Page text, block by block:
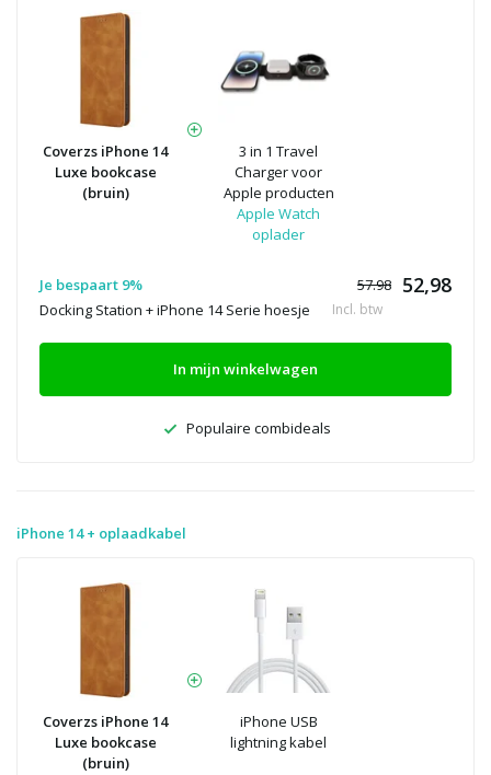
Coverzs iPhone 14
Luxe bookcase
(bruin)
3 in 1 Travel
Charger voor
Apple producten
Apple Watch
oplader
Je bespaart 9% 57.98 52,98
Docking Station + iPhone 14 Serie hoesje Incl. btw
In mijn winkelwagen
Populaire combideals
iPhone 14 + oplaadkabel
Coverzs iPhone 14
Luxe bookcase
(bruin)
iPhone USB
lightning kabel